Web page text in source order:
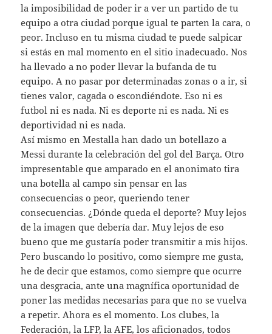
la imposibilidad de poder ir a ver un partido de tu
equipo a otra ciudad porque igual te parten la cara, o
peor. Incluso en tu misma ciudad te puede salpicar
si estás en mal momento en el sitio inadecuado. Nos
ha llevado a no poder llevar la bufanda de tu
equipo. A no pasar por determinadas zonas o a ir, si
tienes valor, cagada o escondiéndote. Eso ni es
futbol ni es nada. Ni es deporte ni es nada. Ni es
deportividad ni es nada.
Así mismo en Mestalla han dado un botellazo a
Messi durante la celebración del gol del Barça. Otro
impresentable que amparado en el anonimato tira
una botella al campo sin pensar en las
consecuencias o peor, queriendo tener
consecuencias. ¿Dónde queda el deporte? Muy lejos
de la imagen que debería dar. Muy lejos de eso
bueno que me gustaría poder transmitir a mis hijos.
Pero buscando lo positivo, como siempre me gusta,
he de decir que estamos, como siempre que ocurre
una desgracia, ante una magnífica oportunidad de
poner las medidas necesarias para que no se vuelva
a repetir. Ahora es el momento. Los clubes, la
Federación, la LFP, la AFE, los aficionados, todos